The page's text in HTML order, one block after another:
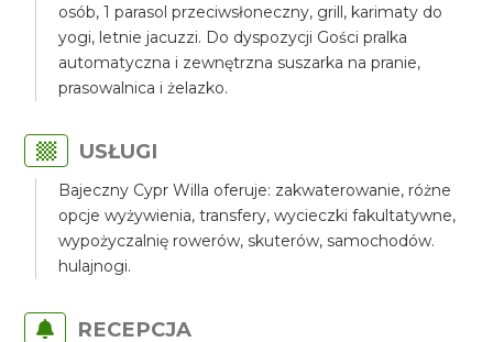
osób, 1 parasol przeciwsłoneczny, grill, karimaty do
yogi, letnie jacuzzi. Do dyspozycji Gości pralka
automatyczna i zewnętrzna suszarka na pranie,
prasowalnica i żelazko.
USŁUGI
Bajeczny Cypr Willa oferuje: zakwaterowanie, różne
opcje wyżywienia, transfery, wycieczki fakultatywne,
wypożyczalnię rowerów, skuterów, samochodów.
hulajnogi.
RECEPCJA